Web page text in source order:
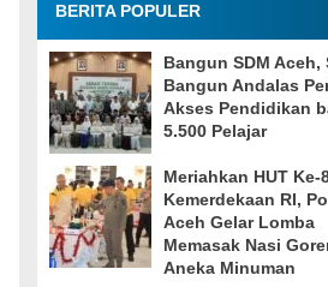
BERITA POPULER
Bangun SDM Aceh,
Bangun Andalas
Akses Pendidikan
5.500 Pelajar
Meriahkan HUT Ke-
Kemerdekaan RI,
Aceh Gelar Lomba
Memasak Nasi
Aneka Minuman